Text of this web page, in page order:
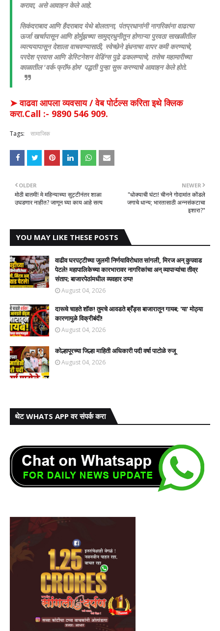
करावा, असे आवाहन केले आहे.
सिकंदराबाद आणि हैदराबाद येथे बोलताना, पंतप्रधानांनी नागरिकांना वाढत्या
ऊर्जा खर्चापासून आणि होर्मुझच्या सामुद्रधुनीतून होणाऱ्या पुरवठा साखळीतील
व्यत्ययापासून देशाला वाचवण्यासाठी, स्वेच्छेने इंधनाचा वापर कमी करण्याचे,
परदेश प्रवास आणि डेस्टिनेशन वेडिंग्स पुढे ढकलण्याचे, तसेच महामारीच्या
काळातील 'वर्क-फ्रॉम-होम' पद्धती पुन्हा सुरू करण्याचे आवाहन केले होते.
➤ वाढवा आपला व्यवसाय / वेब पोर्टल्स करिता इथे क्लिक
करा.Call :- 9890 546 909.
Tags: सामाजिक
NEWER
​"धोक्याची घंटा! चीनने गोदामांत कोंडले
जगाचे धान्य; भारतासाठी अन्नसंकटाचा
इशारा?"
OLDER
मोठी बातमी! मे महिन्याच्या सुट्टीनंतर शाळा
उघडणार नाहीत? जाणून घ्या काय आहे सत्य
YOU MAY LIKE THESE POSTS
वाढीव घरपट्टीच्या जुलमी निर्णयाविरोधात सांगली, मिरज अन् कुपवाड
पेटले! महापालिकेच्या कारभारावर नागरिकांचा अन् व्यापाऱ्यांचा तीव्र
संताप; बाजारपेठांमधील व्यवहार ठप्प!​
August 04, 2026
दारूचे चाहते शॉक! तुमचे आवडते ब्रँड्स बाजारातून गायब; 'या' मोठ्या
कारणामुळे विक्रीबंदी!
August 04, 2026
कोल्हापूरच्या जिल्हा माहिती अधिकारी पदी वर्षा पाटोळे रुजू
August 04, 2026
थेट WHATS APP वर संपर्क करा